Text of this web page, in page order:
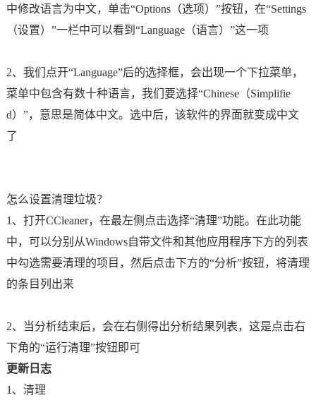
中修改语言为中文，单击“Options（选项）”按钮，在“Settings
（设置）”一栏中可以看到“Language（语言）”这一项
2、我们点开“Language”后的选择框，会出现一个下拉菜单，
菜单中包含有数十种语言，我们要选择“Chinese（Simplifie
d）”，意思是简体中文。选中后，该软件的界面就变成中文
了
怎么设置清理垃圾？
1、打开CCleaner，在最左侧点击选择“清理”功能。在此功能
中，可以分别从Windows自带文件和其他应用程序下方的列表
中勾选需要清理的项目，然后点击下方的“分析”按钮，将清理
的条目列出来
2、当分析结束后，会在右侧得出分析结果列表，这是点击右
下角的“运行清理”按钮即可
更新日志
1、清理